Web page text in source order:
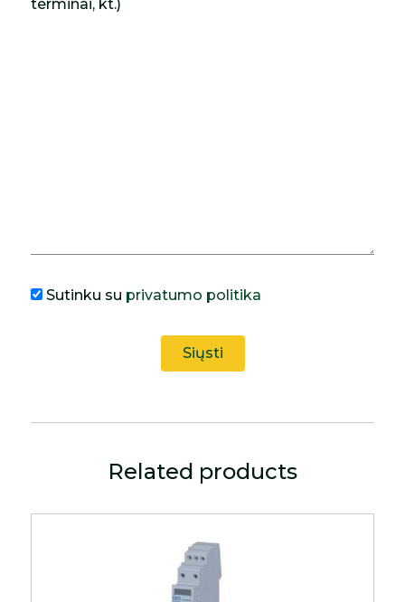
terminai, kt.)
Sutinku su privatumo politika
Related products